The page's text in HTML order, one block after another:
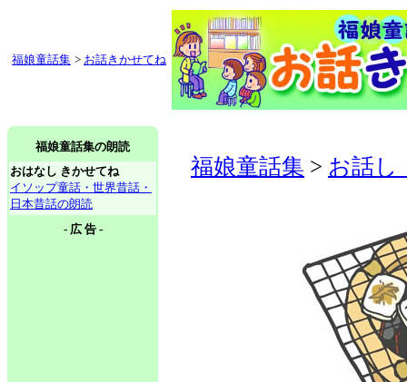
福娘童話集 > お話きかせてね
福娘童話集の朗読
おはなし きかせてね
イソップ童話・世界昔話・
日本昔話の朗読
- 広 告 -
福娘童話集 > お話し